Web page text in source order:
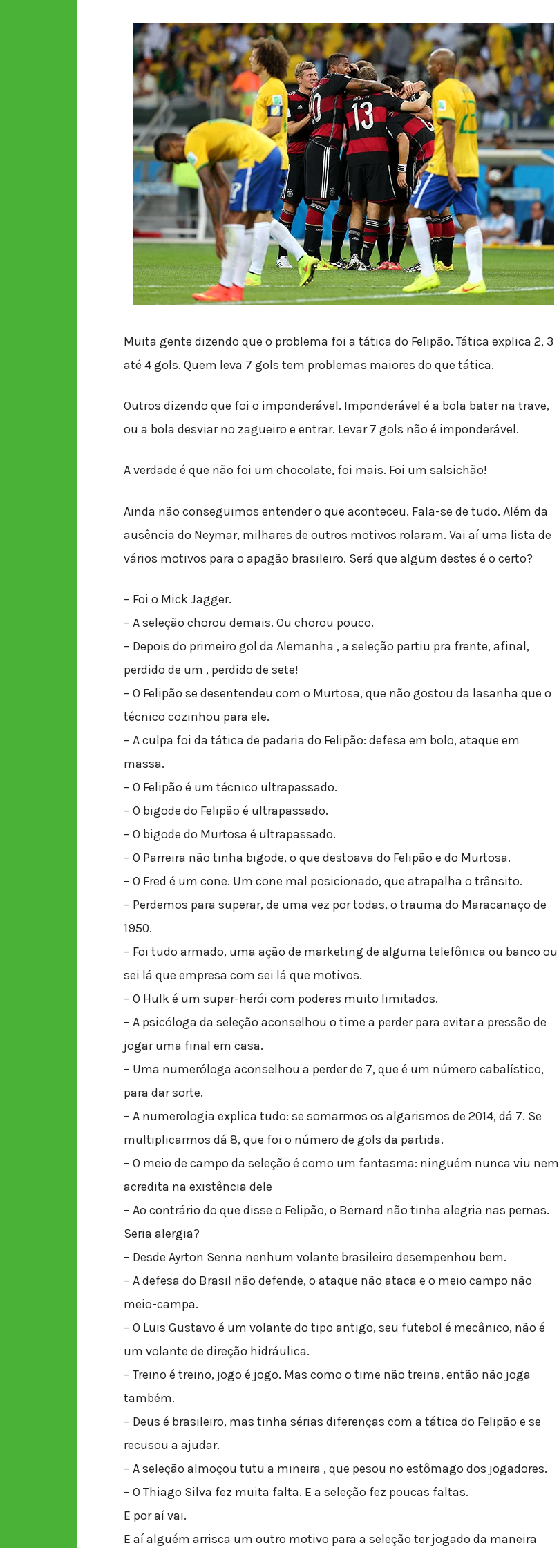
Muita gente dizendo que o problema foi a tática do Felipão. Tática explica 2, 3
até 4 gols. Quem leva 7 gols tem problemas maiores do que tática.
Outros dizendo que foi o imponderável. Imponderável é a bola bater na trave,
ou a bola desviar no zagueiro e entrar. Levar 7 gols não é imponderável.
A verdade é que não foi um chocolate, foi mais. Foi um salsichão!
Ainda não conseguimos entender o que aconteceu. Fala-se de tudo. Além da
ausência do Neymar, milhares de outros motivos rolaram. Vai aí uma lista de
vários motivos para o apagão brasileiro. Será que algum destes é o certo?
– Foi o Mick Jagger.
– A seleção chorou demais. Ou chorou pouco.
– Depois do primeiro gol da Alemanha , a seleção partiu pra frente, afinal,
perdido de um , perdido de sete!
– O Felipão se desentendeu com o Murtosa, que não gostou da lasanha que o
técnico cozinhou para ele.
– A culpa foi da tática de padaria do Felipão: defesa em bolo, ataque em
massa.
– O Felipão é um técnico ultrapassado.
– O bigode do Felipão é ultrapassado.
– O bigode do Murtosa é ultrapassado.
– O Parreira não tinha bigode, o que destoava do Felipão e do Murtosa.
– O Fred é um cone. Um cone mal posicionado, que atrapalha o trânsito.
– Perdemos para superar, de uma vez por todas, o trauma do Maracanaço de
1950.
– Foi tudo armado, uma ação de marketing de alguma telefônica ou banco ou
sei lá que empresa com sei lá que motivos.
– O Hulk é um super-herói com poderes muito limitados.
– A psicóloga da seleção aconselhou o time a perder para evitar a pressão de
jogar uma final em casa.
– Uma numeróloga aconselhou a perder de 7, que é um número cabalístico,
para dar sorte.
– A numerologia explica tudo: se somarmos os algarismos de 2014, dá 7. Se
multiplicarmos dá 8, que foi o número de gols da partida.
– O meio de campo da seleção é como um fantasma: ninguém nunca viu nem
acredita na existência dele
– Ao contrário do que disse o Felipão, o Bernard não tinha alegria nas pernas.
Seria alergia?
– Desde Ayrton Senna nenhum volante brasileiro desempenhou bem.
– A defesa do Brasil não defende, o ataque não ataca e o meio campo não
meio-campa.
– O Luis Gustavo é um volante do tipo antigo, seu futebol é mecânico, não é
um volante de direção hidráulica.
– Treino é treino, jogo é jogo. Mas como o time não treina, então não joga
também.
– Deus é brasileiro, mas tinha sérias diferenças com a tática do Felipão e se
recusou a ajudar.
– A seleção almoçou tutu a mineira , que pesou no estômago dos jogadores.
– O Thiago Silva fez muita falta. E a seleção fez poucas faltas.
E por aí vai.
E aí alguém arrisca um outro motivo para a seleção ter jogado da maneira